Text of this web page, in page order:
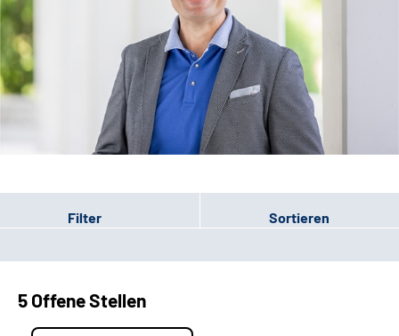
Leichte Sprache
Gebärdensprache
Patienten-Login
Filter Sortieren
5 Offene Stellen